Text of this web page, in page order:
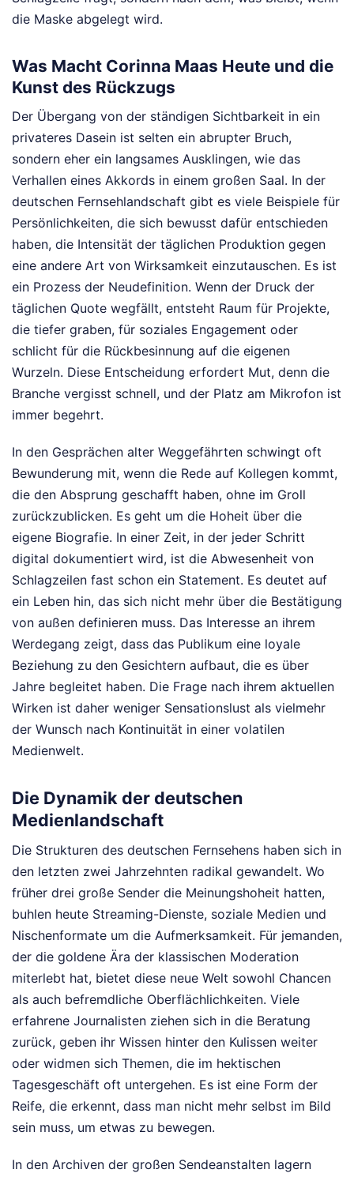
die Maske abgelegt wird.
Was Macht Corinna Maas Heute und die
Kunst des Rückzugs
Der Übergang von der ständigen Sichtbarkeit in ein
privateres Dasein ist selten ein abrupter Bruch,
sondern eher ein langsames Ausklingen, wie das
Verhallen eines Akkords in einem großen Saal. In der
deutschen Fernsehlandschaft gibt es viele Beispiele für
Persönlichkeiten, die sich bewusst dafür entschieden
haben, die Intensität der täglichen Produktion gegen
eine andere Art von Wirksamkeit einzutauschen. Es ist
ein Prozess der Neudefinition. Wenn der Druck der
täglichen Quote wegfällt, entsteht Raum für Projekte,
die tiefer graben, für soziales Engagement oder
schlicht für die Rückbesinnung auf die eigenen
Wurzeln. Diese Entscheidung erfordert Mut, denn die
Branche vergisst schnell, und der Platz am Mikrofon ist
immer begehrt.
In den Gesprächen alter Weggefährten schwingt oft
Bewunderung mit, wenn die Rede auf Kollegen kommt,
die den Absprung geschafft haben, ohne im Groll
zurückzublicken. Es geht um die Hoheit über die
eigene Biografie. In einer Zeit, in der jeder Schritt
digital dokumentiert wird, ist die Abwesenheit von
Schlagzeilen fast schon ein Statement. Es deutet auf
ein Leben hin, das sich nicht mehr über die Bestätigung
von außen definieren muss. Das Interesse an ihrem
Werdegang zeigt, dass das Publikum eine loyale
Beziehung zu den Gesichtern aufbaut, die es über
Jahre begleitet haben. Die Frage nach ihrem aktuellen
Wirken ist daher weniger Sensationslust als vielmehr
der Wunsch nach Kontinuität in einer volatilen
Medienwelt.
Die Dynamik der deutschen
Medienlandschaft
Die Strukturen des deutschen Fernsehens haben sich in
den letzten zwei Jahrzehnten radikal gewandelt. Wo
früher drei große Sender die Meinungshoheit hatten,
buhlen heute Streaming-Dienste, soziale Medien und
Nischenformate um die Aufmerksamkeit. Für jemanden,
der die goldene Ära der klassischen Moderation
miterlebt hat, bietet diese neue Welt sowohl Chancen
als auch befremdliche Oberflächlichkeiten. Viele
erfahrene Journalisten ziehen sich in die Beratung
zurück, geben ihr Wissen hinter den Kulissen weiter
oder widmen sich Themen, die im hektischen
Tagesgeschäft oft untergehen. Es ist eine Form der
Reife, die erkennt, dass man nicht mehr selbst im Bild
sein muss, um etwas zu bewegen.
In den Archiven der großen Sendeanstalten lagern